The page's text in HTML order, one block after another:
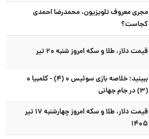
مجری معروف تلویزیون، محمدرضا احمدی
کجاست؟
قیمت دلار، طلا و سکه امروز شنبه ۲۰ تیر
ببینید؛ خلاصه بازی سوئیس ۰ (۴) - کلمبیا ۰
(۳) در جام جهانی
قیمت دلار، طلا و سکه امروز چهارشنبه ۱۷ تیر
۱۴۰۵